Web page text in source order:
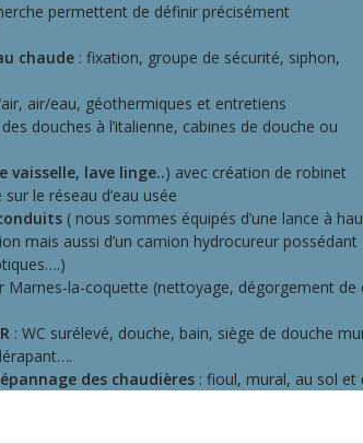
permettent de définir précisément
chaude : fixation, groupe de sécurité, siphon,
air/eau, géothermiques et entretiens
douches à l’italienne, cabines de douche ou
vaisselle, lave linge..) avec création de robinet
le réseau d’eau usée
( nous sommes équipés d’une lance à
mais aussi d’un camion hydrocureur possédant
Marnes-la-coquette (nettoyage, dégorgement de
: WC surélevé, douche, bain, siège de douche
des chaudières : fioul, mural, au sol et